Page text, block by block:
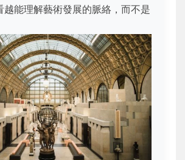
越能理解藝術發展的脈絡，而不是